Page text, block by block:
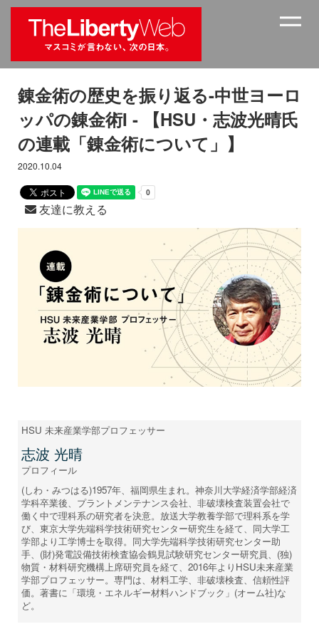
錬金術の歴史を振り返る-中世ヨーロ
ッパの錬金術I - 【HSU・志波光晴氏
の連載「錬金術について」】
2020.10.04
友達に教える
HSU 未来産業学部プロフェッサー
志波 光晴
プロフィール
(しわ・みつはる)1957年、福岡県生まれ。神奈川大学経済学部経済
学科卒業後、プラントメンテナンス会社、非破壊検査装置会社で
働く中で理科系の研究者を決意。放送大学教養学部で理科系を学
び、東京大学先端科学技術研究センター研究生を経て、同大学工
学部より工学博士を取得。同大学先端科学技術研究センター助
手、(財)発電設備技術検査協会鶴見試験研究センター研究員、(独)
物質・材料研究機構上席研究員を経て、2016年よりHSU未来産業
学部プロフェッサー。専門は、材料工学、非破壊検査、信頼性評
価。著書に「環境・エネルギー材料ハンドブック」(オーム社)な
ど。